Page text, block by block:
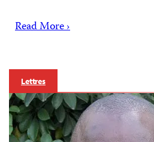
Read More ›
Lettres